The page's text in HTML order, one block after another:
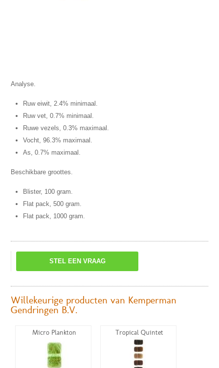
Analyse.
Ruw eiwit, 2.4% minimaal.
Ruw vet, 0.7% minimaal.
Ruwe vezels, 0.3% maximaal.
Vocht, 96.3% maximaal.
As, 0.7% maximaal.
Beschikbare groottes.
Blister, 100 gram.
Flat pack, 500 gram.
Flat pack, 1000 gram.
STEL EEN VRAAG
Willekeurige producten van Kemperman
Gendringen B.V.
Micro Plankton Tropical Quintet